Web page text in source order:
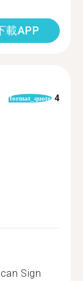
載APP
format_quote 4
Sign